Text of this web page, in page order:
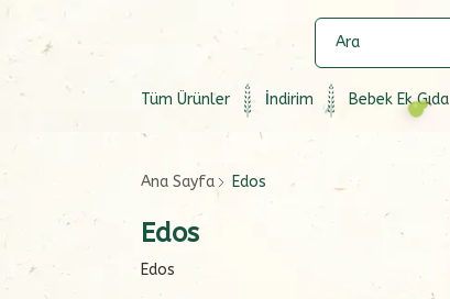
Tüm Ürünler İndirim Bebek Ek Gıda
Ana Sayfa Edos
Edos
Edos